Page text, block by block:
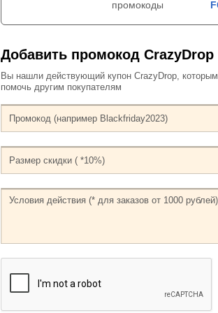
промокоды
Добавить промокод CrazyDrop
Вы нашли действующий купон CrazyDrop,
помочь другим покупателям